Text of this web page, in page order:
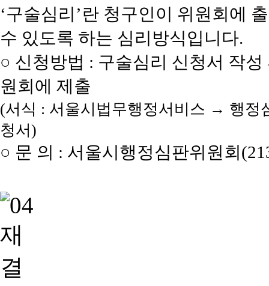
‘구술심리’란 청구인이 위원회에
수 있도록 하는 심리방식입니다.
○ 신청방법 : 구술심리 신청서 작
원회에 제출
(서식 : 서울시법무행정서비스 → 행
청서)
○ 문 의 : 서울시행정심판위원회